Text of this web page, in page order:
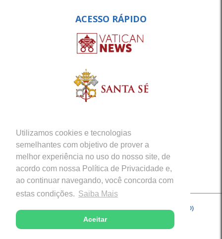
Utilizamos cookies e tecnologias
semelhantes com objetivo de prover a
melhor experiência no uso do nosso site, de
acordo com nossa Política de Privacidade e,
ao continuar navegando, você concorda com
estas condições. Saiba Mais
Aceitar
ACESSO RÁPIDO
Copyright © 2026 - Arquidiocese de Porto Velho (RO)
Desenvolvido com excelência por